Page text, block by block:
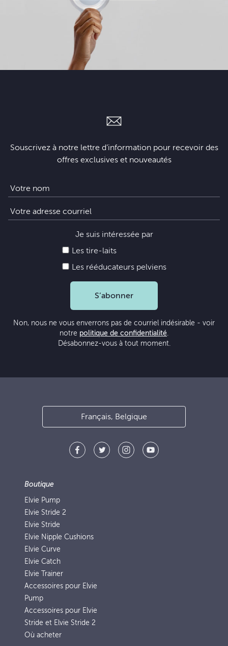
Souscrivez à notre lettre d’information pour recevoir des
offres exclusives et nouveautés
Je suis intéressée par
Les tire-laits
Les rééducateurs pelviens
S’abonner
Non, nous ne vous enverrons pas de courriel indésirable - voir
notre politique de confidentialité.
Désabonnez-vous à tout moment.
Français, Belgique
Boutique
Elvie Pump
Elvie Stride 2
Elvie Stride
Elvie Nipple Cushions
Elvie Curve
Elvie Catch
Elvie Trainer
Accessoires pour Elvie
Pump
Accessoires pour Elvie
Stride et Elvie Stride 2
Où acheter